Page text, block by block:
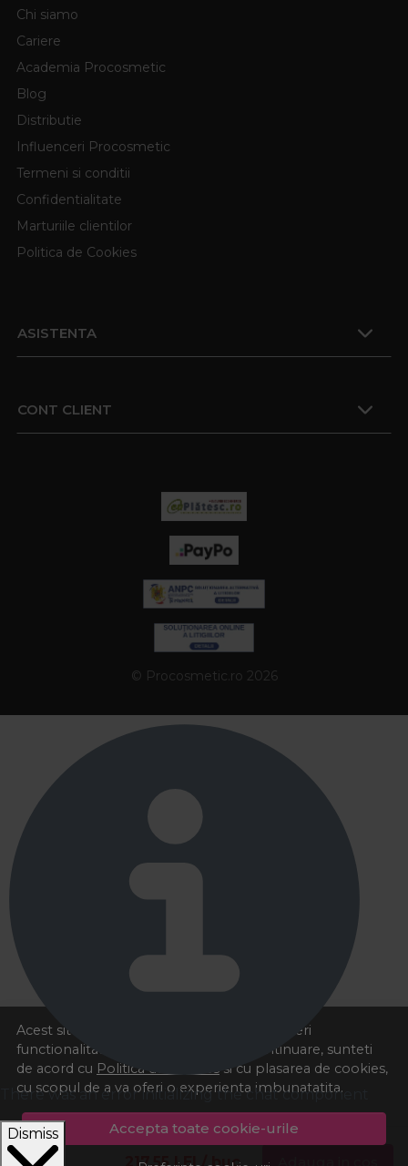
217,55LEI / buc
Acest site foloseste cookies pentru a va oferi
functionalitatea dorita. Navigand in continuare, sunteti
de acord cu Politica de cookies si cu plasarea de cookies,
cu scopul de a va oferi o experienta imbunatatita.
Accepta toate cookie-urile
Chi siamo
Cariere
Academia Procosmetic
Blog
Distributie
Influenceri Procosmetic
Termeni si conditii
Confidentialitate
Marturiile clientilor
Politica de Cookies
ASISTENTA
CONT CLIENT
© Procosmetic.ro 2026
There was an error initializing the chat component
Dismiss